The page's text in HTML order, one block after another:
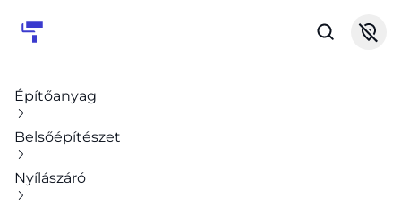
Építőanyag
Belsőépítészet
Nyílászáró